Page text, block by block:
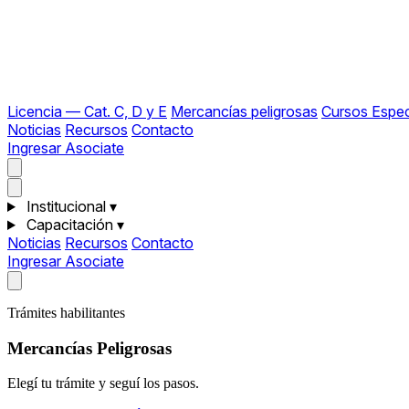
Licencia — Cat. C, D y E Mercancías peligrosas Cursos
Noticias Recursos Contacto
Ingresar Asociate
Institucional ▾
Capacitación ▾
Noticias Recursos Contacto
Ingresar Asociate
Trámites habilitantes
Mercancías Peligrosas
Elegí tu trámite y seguí los pasos.